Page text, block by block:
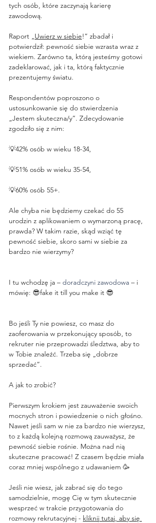
tych osób, które zaczynają karierę
zawodową.
Raport „Uwierz w siebie!” zbadał i
potwierdził: pewność siebie wzrasta wraz z
wiekiem. Zarówno ta, którą jesteśmy gotowi
zadeklarować, jak i ta, którą faktycznie
prezentujemy światu.
Respondentów poproszono o
ustosunkowanie się do stwierdzenia
„Jestem skuteczna/y”. Zdecydowanie
zgodziło się z nim:
💡42% osób w wieku 18-34,
💡51% osób w wieku 35-54,
💡60% osób 55+.
Ale chyba nie będziemy czekać do 55
urodzin z aplikowaniem o wymarzoną pracę,
prawda? W takim razie, skąd wziąć tę
pewność siebie, skoro sami w siebie za
bardzo nie wierzymy?
I tu wchodzę ja – doradczyni zawodowa – i
mówię: 😎fake it till you make it 😎
Bo jeśli Ty nie powiesz, co masz do
zaoferowania w przekonujący sposób, to
rekruter nie przeprowadzi śledztwa, aby to
w Tobie znaleźć. Trzeba się „dobrze
sprzedać”.
A jak to zrobić?
Pierwszym krokiem jest zauważenie swoich
mocnych stron i powiedzenie o nich głośno.
Nawet jeśli sam w nie za bardzo nie wierzysz,
to z każdą kolejną rozmową zauważysz, że
pewność siebie rośnie. Można nad nią
skuteczne pracować! Z czasem będzie miała
coraz mniej wspólnego z udawaniem 🥳
Jeśli nie wiesz, jak zabrać się do tego
samodzielnie, mogę Cię w tym skutecznie
wesprzeć w trakcie przygotowania do
rozmowy rekrutacyjnej - kliknij tutaj, aby się